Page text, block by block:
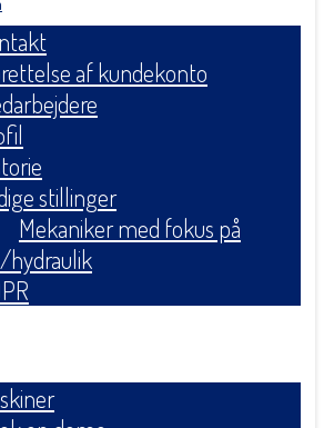
af kundekonto
stillinger
Mekaniker med fokus på
hydraulik